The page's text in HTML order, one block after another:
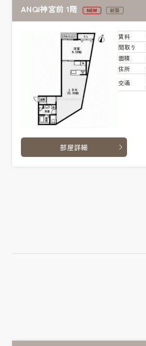
ANQI神宮前 1階 NEW 新築
賃料
間取り
面積
住所
交通
部屋詳細